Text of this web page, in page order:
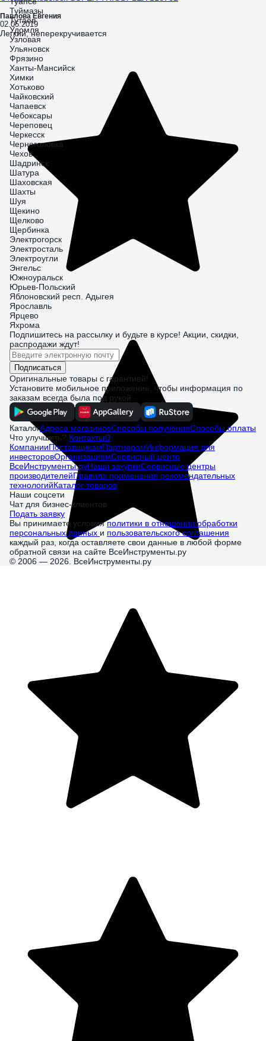
Павлова Евгения
02.05.2019
Легкий, неперекручивается
Туймазы
Тутаев
Удомля
Узловая
Ульяновск
Фрязино
Ханты-Мансийск
Химки
Хотьково
Чайковский
Чапаевск
Чебоксары
Череповец
Черкесск
Черноголовка
Чехов
Шадринск
Шатура
Шаховская
Шахты
Шуя
Щекино
Щелково
Щербинка
Электрогорск
Электросталь
Электроугли
Энгельс
Южноуральск
Юрьев-Польский
Яблоновский респ. Адыгея
Ярославль
Ярцево
Яхрома
Подпишитесь на рассылку и будьте в курсе! Акции, скидки,
распродажи ждут!
Подписаться
Оригинальные товары с гарантией!
Установите мобильное приложение, чтобы информация по
заказам всегда была под рукой
КаталогАдреса магазиновСпособы полученияСпособы оплаты
Что улучшить? КонтактыО
КомпанииПоставщикамПартнерамИнформация для
инвесторовОрганизациямСервисный центр
ВсеИнструменты.руНаши закупкиСервисные центры
производителейПравила применения рекомендательных
технологийКаталог товаров
Наши соцсети
Чат для бизнес-клиентов
Подать заявку
Вы принимаете условияполитики в отношении обработки
персональных данных и пользовательского соглашения
каждый раз, когда оставляете свои данные в любой форме
обратной связи на сайте ВсеИнструменты.ру
© 2006 — 2026. ВсеИнструменты.ру